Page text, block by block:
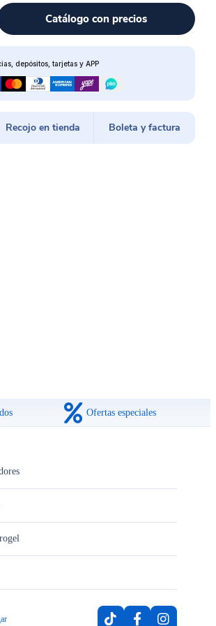
Catálogo con precios
depósitos, tarjetas y APP
Recojo en tienda Boleta y factura
Ofertas especiales